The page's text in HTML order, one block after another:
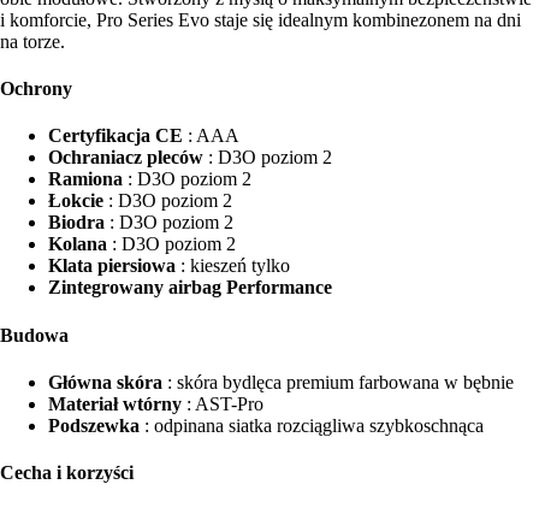
i komforcie, Pro Series Evo staje się idealnym kombinezonem na dni
na torze.
Ochrony
Certyfikacja CE : AAA
Ochraniacz pleców : D3O poziom 2
Ramiona : D3O poziom 2
Łokcie : D3O poziom 2
Biodra : D3O poziom 2
Kolana : D3O poziom 2
Klata piersiowa : kieszeń tylko
Zintegrowany airbag Performance
Budowa
Główna skóra : skóra bydlęca premium farbowana w bębnie
Materiał wtórny : AST-Pro
Podszewka : odpinana siatka rozciągliwa szybkoschnąca
Cecha i korzyści